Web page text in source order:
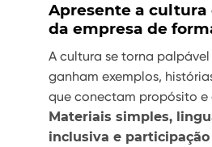
Apresente a cultura
da empresa de
A cultura se torna
ganham exemplos,
que conectam propósito e
Materiais simples,
inclusiva e